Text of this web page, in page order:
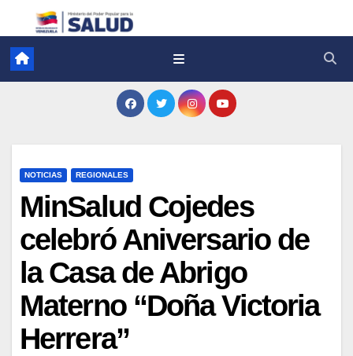
NOTICIAS REGIONALES
MinSalud Cojedes
celebró Aniversario de
la Casa de Abrigo
Materno “Doña Victoria
Herrera”